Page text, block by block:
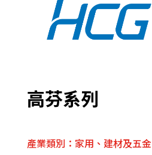
高芬系列
產業類別：家用、建材及五金